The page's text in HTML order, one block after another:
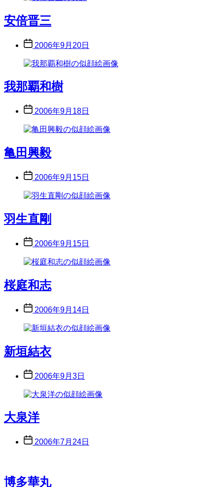
安倍晋三
Post
date
2006年9月20日
我那覇和樹
Post
date
2006年9月18日
亀田興毅
Post
date
2006年9月15日
羽生直剛
Post
date
2006年9月15日
桜庭和志
Post
date
2006年9月14日
新垣結衣
Post
date
2006年9月3日
大泉洋
Post
date
2006年7月24日
博多華丸